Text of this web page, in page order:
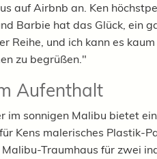
auf Airbnb an. Ken
Barbie hat das Glück, ein
Reihe, und ich kann es
zu begrüßen."
Aufenthalt
im sonnigen Malibu bietet
Kens malerisches Plastik-
Traumhaus für zwei